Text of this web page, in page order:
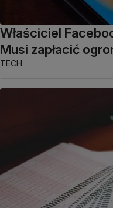
Właściciel
Musi zapłacić
TECH